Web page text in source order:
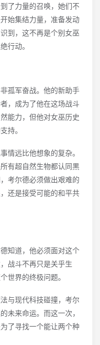
了力量的召唤，她们不
始集结力量，准备发动
到，这不再是个别女巫
行动。
孤军奋战。他的新助手
，成为了他在这场战斗
能力，但他对女巫历史
持。
情远比他想象的复杂。
有超自然生物都认同黒
考尔德必须做出艰难的
还是接受可能的和平共
知道，他必须面对这个
战斗不再只是关乎生
世界的终极问题。
与现代科技碰撞，考尔
未来命运。而这一次，
了寻找一个能让两个种